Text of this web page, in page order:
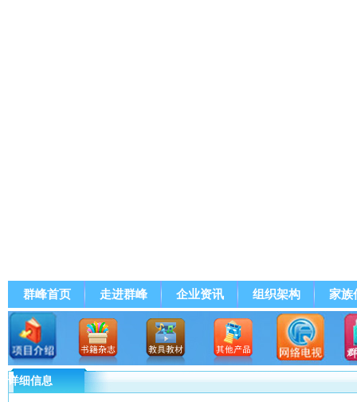
群峰首页 走进群峰 企业资讯 组织架构 家族
群峰直播
详细信息